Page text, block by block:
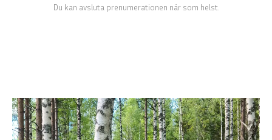
Du kan avsluta prenumerationen när som helst.